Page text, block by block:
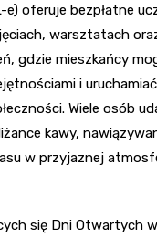
e) oferuje bezpłatne
warsztatach
gdzie mieszkańcy
i
Wiele osób
kawy,
w przyjaznej
się Dni Otwartych